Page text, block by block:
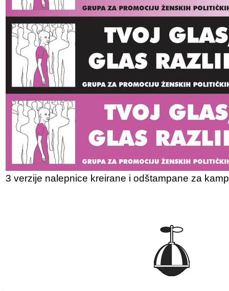
3 verzije nalepnice kreirane i odštampane za